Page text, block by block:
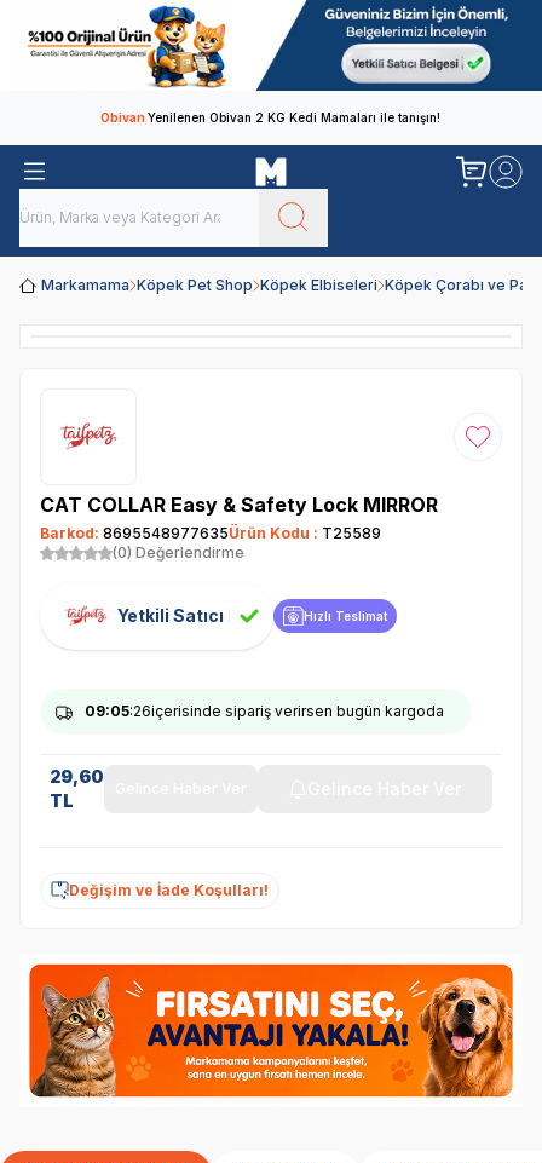
ObivanYenilenen Obivan 2 KG Kedi Mamaları ile tanışın!
Markamama Köpek Pet Shop Köpek Elbiseleri Köpek Çorabı ve
Favoriye
CAT COLLAR Easy & Safety Lock MIRROR
Barkod: 8695548977635Ürün Kodu : T25589
(0) Değerlendirme
Yetkili Satıcı Hızlı Teslimat
09:05:26içerisinde sipariş verirsen bugün kargoda
29,60
TL
Değişim ve İade Koşulları!